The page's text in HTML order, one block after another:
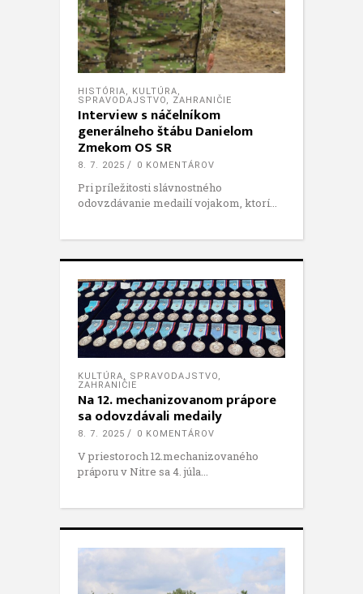
HISTÓRIA, KULTÚRA,
SPRAVODAJSTVO, ZAHRANIČIE
Interview s náčelníkom
generálneho štábu Danielom
Zmekom OS SR
8. 7. 2025 0 KOMENTÁROV
Pri príležitosti slávnostného
odovzdávanie medailí vojakom, ktorí
KULTÚRA, SPRAVODAJSTVO,
ZAHRANIČIE
Na 12. mechanizovanom prápore
sa odovzdávali medaily
8. 7. 2025 0 KOMENTÁROV
V priestoroch 12.mechanizovaného
práporu v Nitre sa 4. júla